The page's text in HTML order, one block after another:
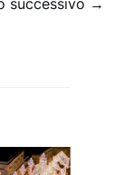
successivo →